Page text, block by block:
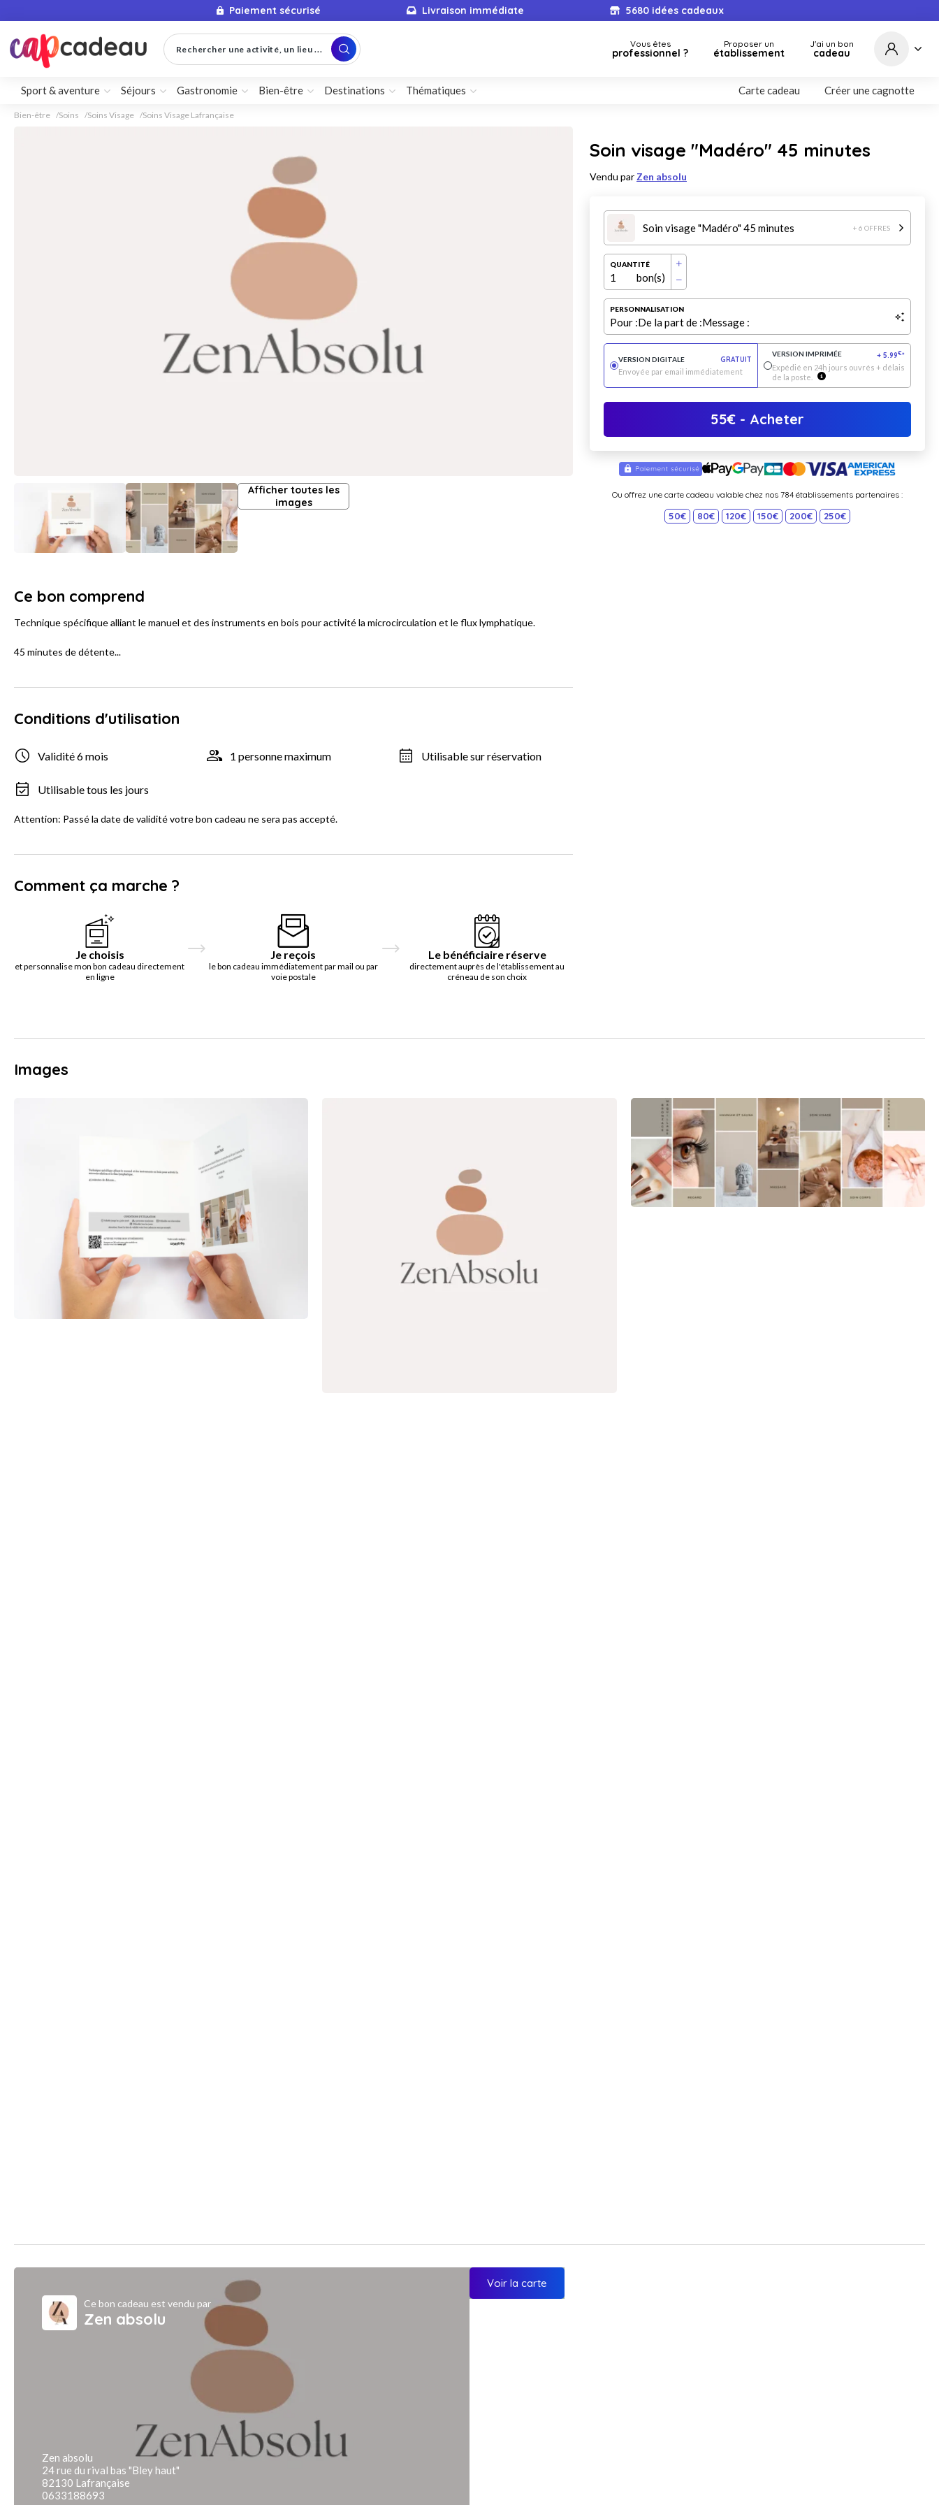
Paiement sécurisé Livraison immédiate 5680idées cadeaux
Rechercher une activité, un lieu ... Vous êtes
professionnel ?
Proposer un
établissement
J'ai un bon
cadeau
Sport & aventure Séjours Gastronomie Bien-être Destinations Thématiques Carte cadeau Créer une cagnotte
Bien-être Soins Soins Visage Soins Visage Lafrançaise
Afficher toutes les
images
Soin visage "Madéro" 45 minutes
Vendu par Zen absolu
Soin visage "Madéro" 45 minutes + 6 OFFRES
QUANTITÉ
1 bon(s)
PERSONNALISATION
Pour :De la part de :Message :
VERSION DIGITALE
GRATUIT
Envoyée par email immédiatement
VERSION IMPRIMÉE + 5.99€*
Expédié en 24h jours ouvrés + délais
de la poste.
55€ - Acheter
Ou offrez une carte cadeau valable chez nos 784 établissements partenaires :
50€ 80€ 120€ 150€ 200€ 250€
Ce bon comprend
Technique spécifique alliant le manuel et des instruments en bois pour activité la microcirculation et le flux lymphatique.
45 minutes de détente...
Conditions d'utilisation
Validité 6 mois 1 personne maximum Utilisable sur réservation
Utilisable tous les jours
Attention: Passé la date de validité votre bon cadeau ne sera pas accepté.
Comment ça marche ?
Je choisis
et personnalise mon bon cadeau directement
en ligne
Je reçois
le bon cadeau immédiatement par mail ou par
voie postale
Le bénéficiaire réserve
directement auprès de l'établissement au
créneau de son choix
Images
Ce bon cadeau est vendu par
Zen absolu
Zen absolu
24 rue du rival bas "Bley haut"
82130 Lafrançaise
0633188693
Voir la carte